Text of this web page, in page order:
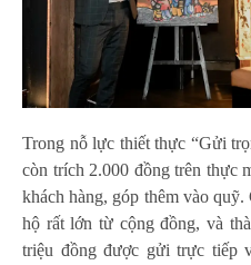
Trong nỗ lực thiết thực “Gửi
còn trích 2.000 đồng trên thực
khách hàng, góp thêm vào
hộ rất lớn từ cộng đồng, và
triệu đồng được gửi trực tiếp